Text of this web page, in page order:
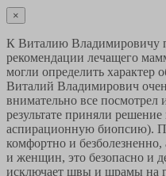
×
К Виталию Владимировичу
рекомендации лечащего
могли определить характер
Виталий Владимирович
внимательно все посмотрел
результате приняли
аспирационную биопсию).
комфортно и
и женщин, это безопасно и
исключает швы и шрамы на